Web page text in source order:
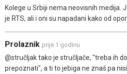
Kolege u Srbiji nema neovisnih medija.
je RTS, ali i oni su napadani kako od
Prolaznik prije 1 godinu
@stručljak tako je stručljače, "treba ih
prepoznati", a ti to jebiga ne znaš pa